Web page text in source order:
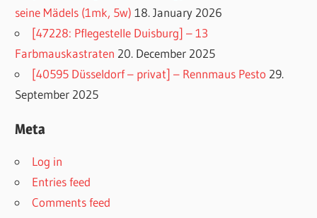
seine Mädels (1mk, 5w) 18. January 2026
[47228: Pflegestelle Duisburg] – 13
Farbmauskastraten 20. December 2025
[40595 Düsseldorf – privat] – Rennmaus Pesto 29.
September 2025
Meta
Log in
Entries feed
Comments feed